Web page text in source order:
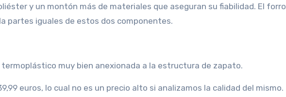
y un montón más de materiales que aseguran su fiabilidad. El forro
partes iguales de estos dos componentes.
termoplástico muy bien anexionada a la estructura de zapato.
euros, lo cual no es un precio alto si analizamos la calidad del mismo.